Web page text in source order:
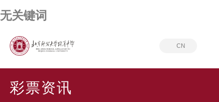
无关键词
CN
彩票资讯